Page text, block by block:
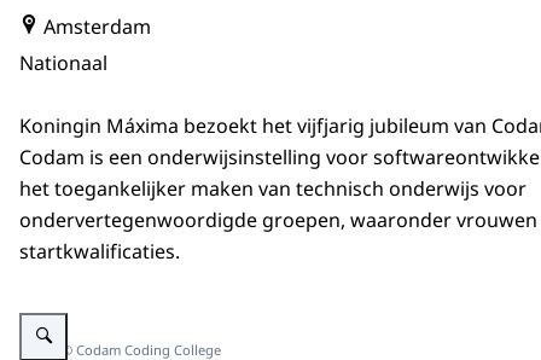
Amsterdam
Nationaal
Koningin Máxima bezoekt het vijfjarig jubileum van
Codam is een onderwijsinstelling voor
het toegankelijker maken van technisch onderwijs voor
ondervertegenwoordigde groepen, waaronder
startkwalificaties.
Vergroot afbeelding Koningin Máxima bezoekt het vijfjarig jubileum van
Beeld: © Codam Coding College